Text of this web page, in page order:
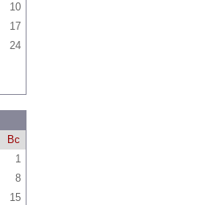
10
17
24
Вс
1
8
15